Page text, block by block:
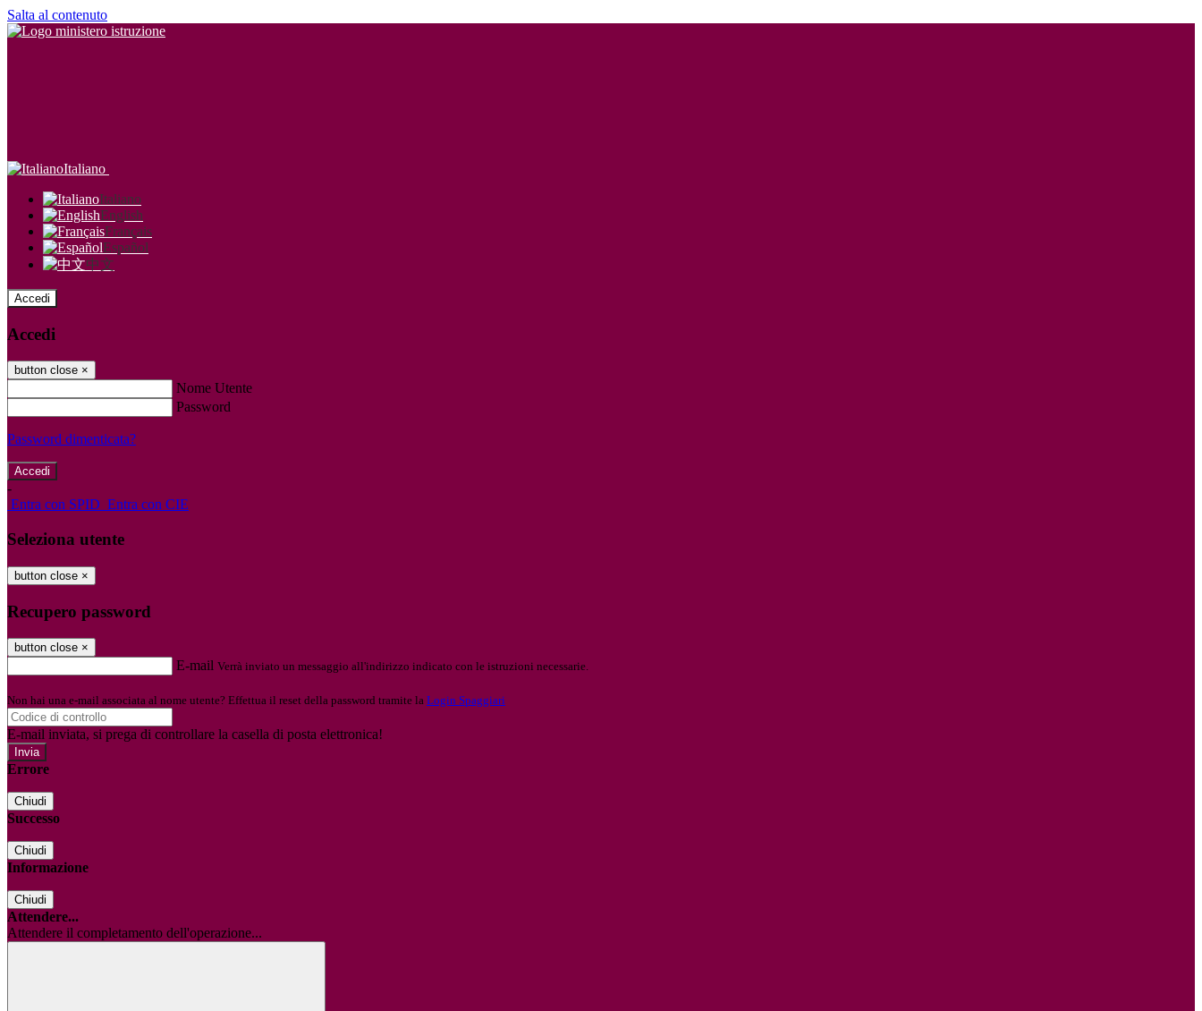
Salta al contenuto
Italiano
Italiano
English
Français
Español
中文
Accedi
Accedi
button close ×
Nome Utente
Password
Password dimenticata?
-
Entra con SPID Entra con CIE
Seleziona utente
button close ×
Recupero password
button close ×
E-mail Verrà inviato un messaggio all'indirizzo indicato con le istruzioni necessarie.
Non hai una e-mail associata al nome utente? Effettua il reset della password tramite la Login Spaggiari
E-mail inviata, si prega di controllare la casella di posta elettronica!
Errore
Chiudi
Successo
Chiudi
Informazione
Chiudi
Attendere...
Attendere il completamento dell'operazione...